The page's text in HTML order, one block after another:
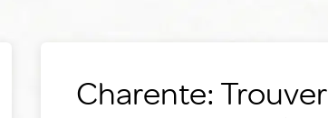
Charente: Trouver